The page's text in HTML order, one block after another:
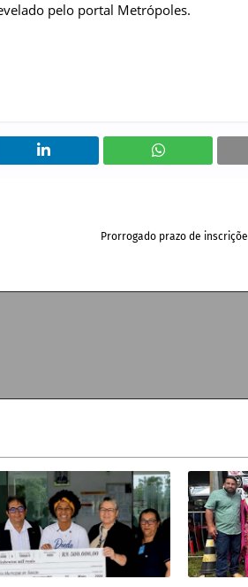
pelo portal Metrópoles.
Prorrogado prazo de